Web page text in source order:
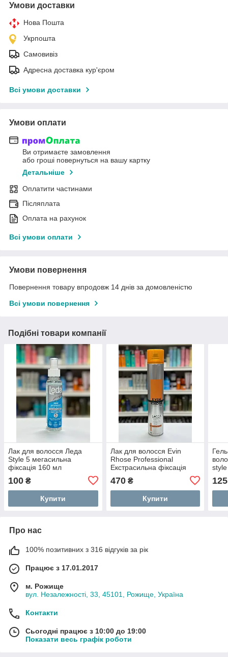
Умови доставки
Нова Пошта
Укрпошта
Самовивіз
Адресна доставка кур'єром
Всі умови доставки
Умови оплати
Ви отримаєте замовлення
або гроші повернуться на вашу картку
Детальніше
Оплатити частинами
Післяплата
Оплата на рахунок
Всі умови оплати
Умови повернення
Повернення товару впродовж 14 днів за домовленістю
Всі умови повернення
Подібні товари компанії
Лак для волосся Леда
Style 5 мегасильна
фіксація 160 мл
100 ₴
Купити
Лак для волосся Evin
Rhose Professional
Екстрасильна фіксація
470₴
Купити
125
Про нас
100% позитивних з 316 відгуків за рік
Працює з 17.01.2017
м. Рожище
вул. Незалежності, 33, 45101, Рожище, Україна
Контакти
Сьогодні працює з 10:00 до 19:00
Показати весь графік роботи